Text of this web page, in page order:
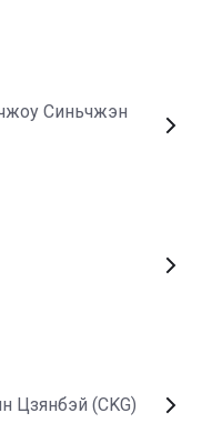
Синьчжэн
Цзянбэй (CKG)